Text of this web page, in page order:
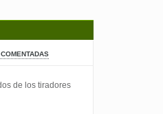
COMENTADAS
de los tiradores